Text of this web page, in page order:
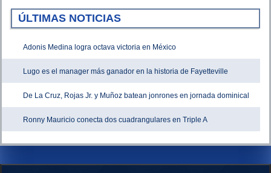
ÚLTIMAS NOTICIAS
Adonis Medina logra octava victoria en México
Lugo es el manager más ganador en la historia de Fayetteville
De La Cruz, Rojas Jr. y Muñoz batean jonrones en jornada dominical
Ronny Mauricio conecta dos cuadrangulares en Triple A